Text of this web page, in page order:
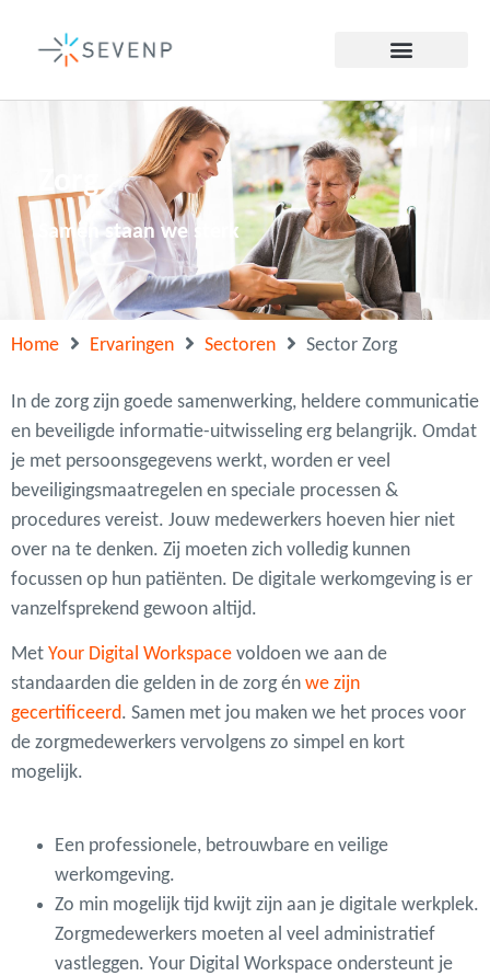
Zorg
Samen staan we sterk
Home Ervaringen Sectoren Sector Zorg
In de zorg zijn goede samenwerking, heldere communicatie
en beveiligde informatie-uitwisseling erg belangrijk. Omdat
je met persoonsgegevens werkt, worden er veel
beveiligingsmaatregelen en speciale processen &
procedures vereist. Jouw medewerkers hoeven hier niet
over na te denken. Zij moeten zich volledig kunnen
focussen op hun patiënten. De digitale werkomgeving is er
vanzelfsprekend gewoon altijd.
Met Your Digital Workspace voldoen we aan de
standaarden die gelden in de zorg én we zijn
gecertificeerd. Samen met jou maken we het proces voor
de zorgmedewerkers vervolgens zo simpel en kort
mogelijk.
Een professionele, betrouwbare en veilige
werkomgeving.
Zo min mogelijk tijd kwijt zijn aan je digitale werkplek.
Zorgmedewerkers moeten al veel administratief
vastleggen. Your Digital Workspace ondersteunt je